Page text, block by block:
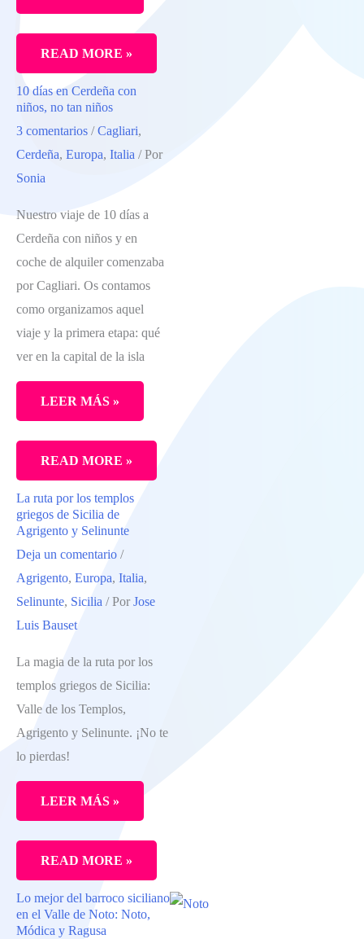
CUÁNTO
VALE
UNA
ESCAPADA
A
DOS
PERSONAS
READ MORE »
10 días en Cerdeña con
niños, no tan niños
3 comentarios /Cagliari,
Cerdeña, Europa, Italia / Por
Sonia
Nuestro viaje de 10 días a
Cerdeña con niños y en
coche de alquiler comenzaba
por Cagliari. Os contamos
como organizamos aquel
viaje y la primera etapa: qué
ver en la capital de la isla
LEER MÁS »
10
DÍAS
EN
CERDEÑA
CON
NIÑOS,
NO
TAN
READ MORE »
La ruta por los templos
griegos de Sicilia de
Agrigento y Selinunte
Deja un comentario /
Agrigento, Europa, Italia,
Selinunte, Sicilia / Por Jose
Luis Bauset
La magia de la ruta por los
templos griegos de Sicilia:
Valle de los Templos,
Agrigento y Selinunte. ¡No te
lo pierdas!
LEER MÁS »
LA
RUTA
POR
LOS
READ MORE »
Lo mejor del barroco siciliano
en el Valle de Noto: Noto,
Módica y Ragusa